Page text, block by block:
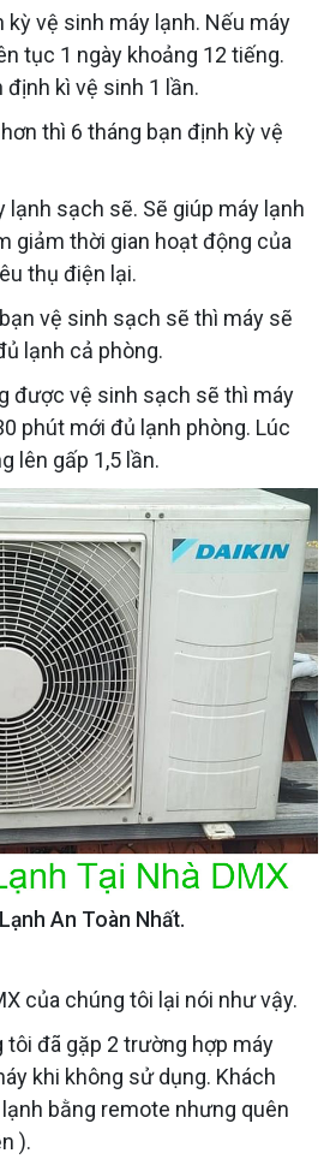
kỳ vệ sinh máy lạnh. Nếu máy
tục 1 ngày khoảng 12 tiếng.
kì vệ sinh 1 lần.
thì 6 tháng bạn định kỳ vệ
lạnh sạch sẽ. Sẽ giúp máy lạnh
giảm thời gian hoạt động của
thụ điện lại.
vệ sinh sạch sẽ thì máy sẽ
lạnh cả phòng.
được vệ sinh sạch sẽ thì máy
phút mới đủ lạnh phòng. Lúc
lên gấp 1,5 lần.
An Toàn Nhất.
của chúng tôi lại nói như vậy.
tôi đã gặp 2 trường hợp máy
khi không sử dụng. Khách
bằng remote nhưng quên
).